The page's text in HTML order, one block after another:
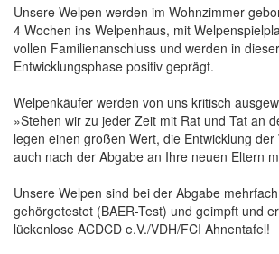
Unsere Welpen werden im Wohnzimmer
4 Wochen ins Welpenhaus, mit
vollen Familienanschluss und werden in
Entwicklungsphase positiv geprägt.
Welpenkäufer werden von uns kritisch
»Stehen wir zu jeder Zeit mit Rat und Tat an
legen einen großen Wert, die Entwicklung
auch nach der Abgabe an Ihre neuen Eltern
Unsere Welpen sind bei der Abgabe
gehörgetestet (BAER-Test) und geimpft und
lückenlose ACDCD e.V./VDH/FCI Ahnentafel!